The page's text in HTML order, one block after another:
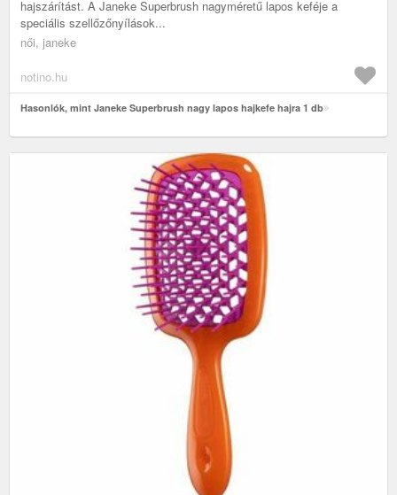
hajszárítást. A Janeke Superbrush nagyméretű lapos keféje a
speciális szellőzőnyílások...
női, janeke
notino.hu
Hasonlók, mint Janeke Superbrush nagy lapos hajkefe hajra 1 db